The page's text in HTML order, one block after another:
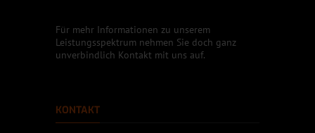
Für mehr Informationen zu unserem
Leistungsspektrum nehmen Sie doch ganz
unverbindlich Kontakt mit uns auf.
KONTAKT